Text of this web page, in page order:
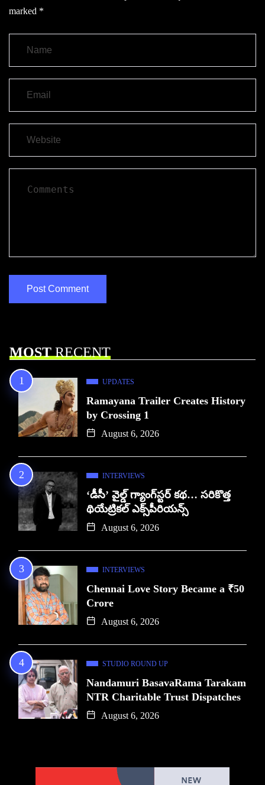
marked *
MOSTRECENT
UPDATES
Ramayana Trailer Creates History
by Crossing 1
August 6, 2026
INTERVIEWS
‘డీసీ’ వైల్డ్ గ్యాంగ్‌స్టర్ కథ… సరికొత్త
థియేట్రికల్ ఎక్స్‌పీరియన్స్
August 6, 2026
INTERVIEWS
Chennai Love Story Became a ₹50
Crore
August 6, 2026
STUDIO ROUND UP
Nandamuri BasavaRama Tarakam
NTR Charitable Trust Dispatches
August 6, 2026